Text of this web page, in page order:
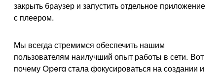
закрыть браузер и запустить отдельное приложение
с плеером.
Мы всегда стремимся обеспечить нашим
пользователям наилучший опыт работы в сети. Вот
почему Opera стала фокусироваться на создании и